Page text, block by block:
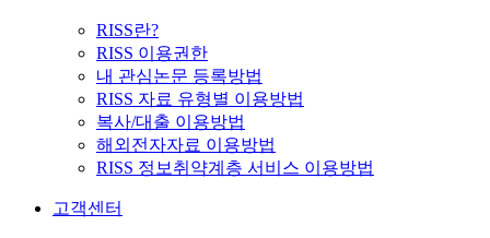
RISS란?
RISS 이용권한
내 관심논문 등록방법
RISS 자료 유형별 이용방법
복사/대출 이용방법
해외전자자료 이용방법
RISS 정보취약계층 서비스 이용방법
고객센터